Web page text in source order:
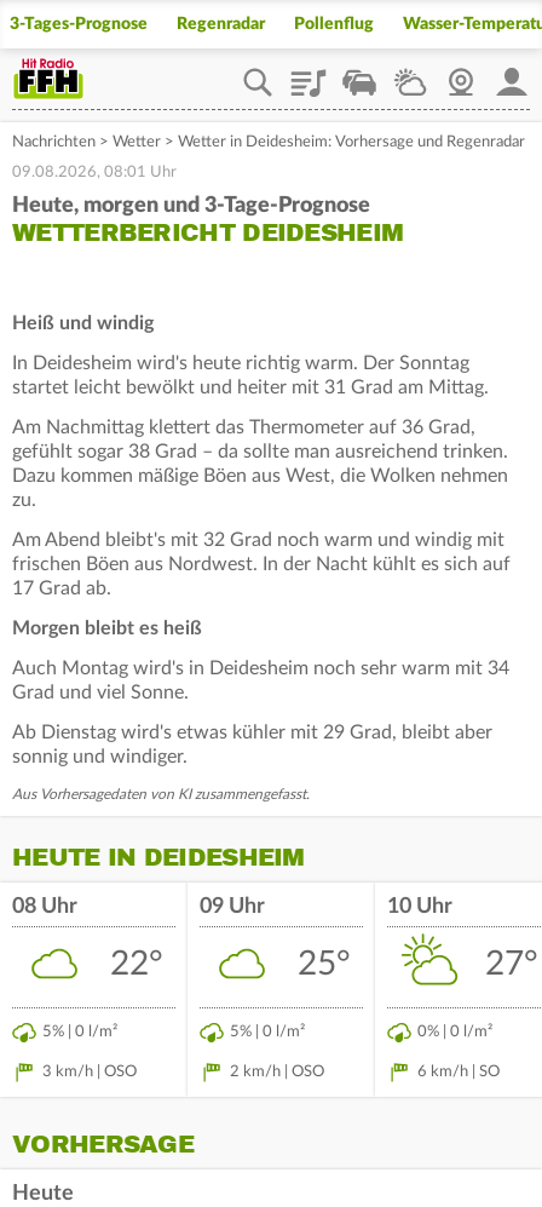
3-Tages-Prognose Regenradar Pollenflug Wasser-
PlaylistStaupilotWetterWebcam
Nachrichten > Wetter > Wetter in Deidesheim: Vorhersage und Regenradar
09.08.2026, 08:01 Uhr
Heute, morgen und 3-Tage-Prognose
WETTERBERICHT DEIDESHEIM
Heiß und windig
In Deidesheim wird's heute richtig warm. Der Sonntag
startet leicht bewölkt und heiter mit 31 Grad am Mittag.
Am Nachmittag klettert das Thermometer auf 36 Grad,
gefühlt sogar 38 Grad – da sollte man ausreichend trinken.
Dazu kommen mäßige Böen aus West, die Wolken nehmen
zu.
Am Abend bleibt's mit 32 Grad noch warm und windig mit
frischen Böen aus Nordwest. In der Nacht kühlt es sich auf
17 Grad ab.
Morgen bleibt es heiß
Auch Montag wird's in Deidesheim noch sehr warm mit 34
Grad und viel Sonne.
Ab Dienstag wird's etwas kühler mit 29 Grad, bleibt aber
sonnig und windiger.
Aus Vorhersagedaten von KI zusammengefasst.
HEUTE IN DEIDESHEIM
08 Uhr
22°
5% | 0 l/m²
3 km/h | OSO
09 Uhr
25°
5% | 0 l/m²
2 km/h | OSO
10 Uhr
27°
0% | 0 l/m²
6 km/h | SO
VORHERSAGE
Heute